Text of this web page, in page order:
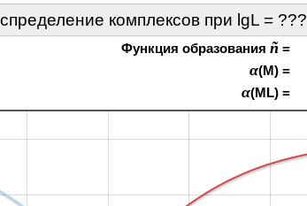
комплексов при lgL = ???
Функция образования ñ =
α(M) =
α(ML) =